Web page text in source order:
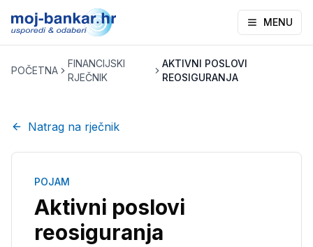
MENU
POČETNA
FINANCIJSKI
RJEČNIK
AKTIVNI POSLOVI
REOSIGURANJA
Natrag na rječnik
POJAM
Aktivni poslovi
reosiguranja